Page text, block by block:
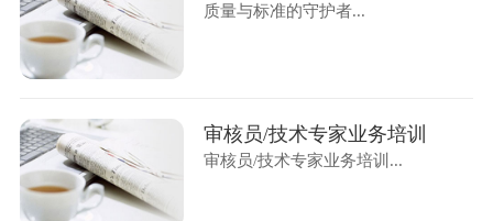
质量与标准的守护者...
审核员/技术专家业务培训
审核员/技术专家业务培训...